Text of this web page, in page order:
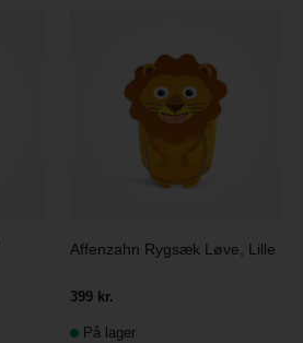
Affenzahn Rygsæk Løve, Lille
399 kr.
På lager